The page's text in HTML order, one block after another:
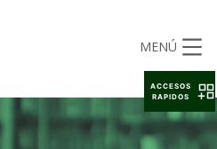
MENÚ
ACCESOS
RAPIDOS